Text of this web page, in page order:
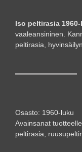
Iso peltirasia
vaaleansininen.
peltirasia,
1960-
luku
määrä
Osasto: 1960-luku
Avainsanat tuotteelle
peltirasia